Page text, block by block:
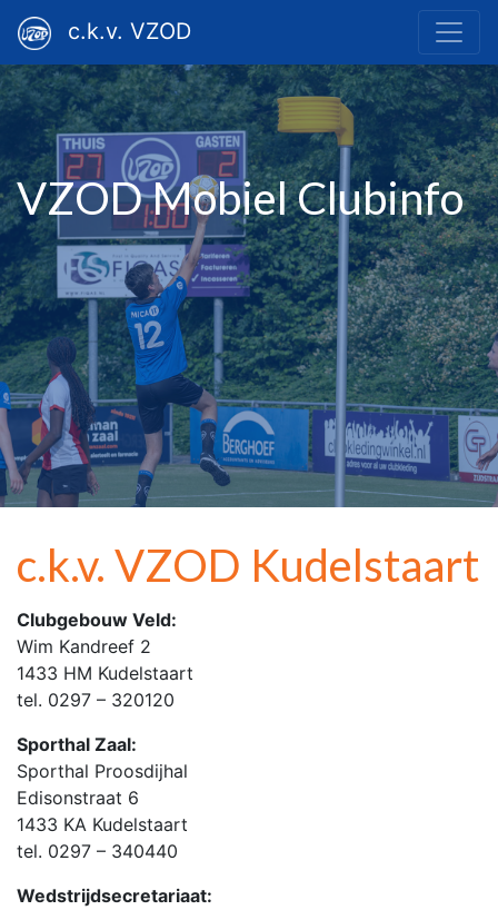
c.k.v. VZOD
VZOD Mobiel Clubinfo
c.k.v. VZOD Kudelstaart
Clubgebouw Veld:
Wim Kandreef 2
1433 HM Kudelstaart
tel. 0297 – 320120
Sporthal Zaal:
Sporthal Proosdijhal
Edisonstraat 6
1433 KA Kudelstaart
tel. 0297 – 340440
Wedstrijdsecretariaat: